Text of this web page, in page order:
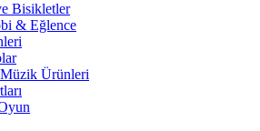
Bisikletler
& Eğlence
Ürünleri